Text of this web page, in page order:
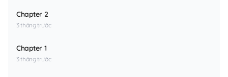
Chapter 2
3 tháng trước
Chapter 1
3 tháng trước